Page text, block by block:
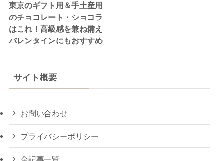
東京のギフト用＆手土産用
のチョコレート・ショコラ
はこれ！高級感を兼ね備え
バレンタインにもおすすめ
サイト概要
お問い合わせ
プライバシーポリシー
全記事一覧